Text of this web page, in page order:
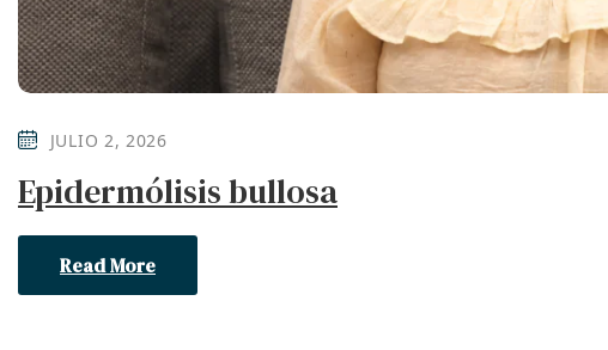
JULIO 2, 2026
Epidermólisis bullosa
Read More